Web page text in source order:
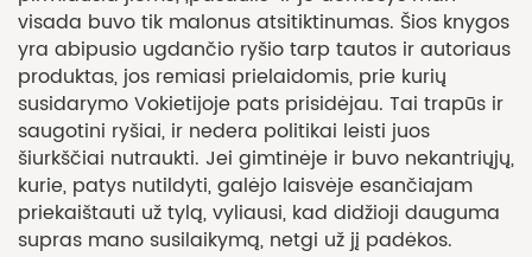
visada buvo tik malonus atsitiktinumas. Šios knygos
yra abipusio ugdančio ryšio tarp tautos ir autoriaus
produktas, jos remiasi prielaidomis, prie kurių
susidarymo Vokietijoje pats prisidėjau. Tai trapūs ir
saugotini ryšiai, ir nedera politikai leisti juos
šiurkščiai nutraukti. Jei gimtinėje ir buvo nekantriųjų,
kurie, patys nutildyti, galėjo laisvėje esančiajam
priekaištauti už tylą, vyliausi, kad didžioji dauguma
supras mano susilaikymą, netgi už jį padėkos.